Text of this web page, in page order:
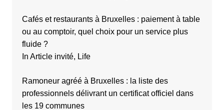
Cafés et restaurants à Bruxelles : paiement à table
ou au comptoir, quel choix pour un service plus
fluide ?
In Article invité, Life
Ramoneur agréé à Bruxelles : la liste des
professionnels délivrant un certificat officiel dans
les 19 communes